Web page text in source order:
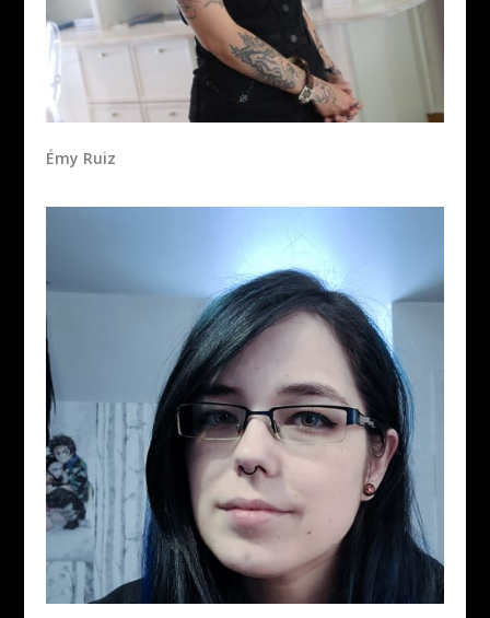
Émy Ruiz